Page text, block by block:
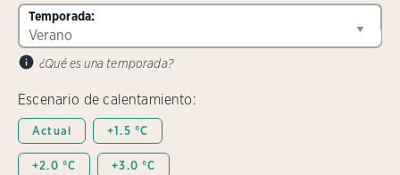
Temporada:
¿Qué es una temporada?
Escenario de calentamiento:
Actual +1.5 °C
+2.0 °C +3.0 °C